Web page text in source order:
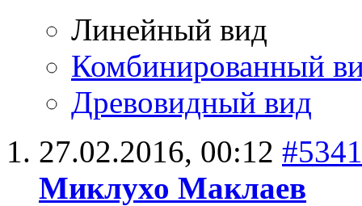
Линейный вид
Комбинированный
Древовидный вид
27.02.2016, 00:12 #5341
Миклухо Маклаев